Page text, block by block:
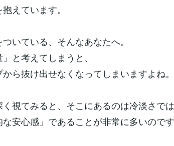
えています。
いている、そんなあなたへ。
と考えてしまうと、
ら抜け出せなくなってしまいますよね。
視てみると、そこにあるのは冷淡さでは
安心感」であることが非常に多いのです